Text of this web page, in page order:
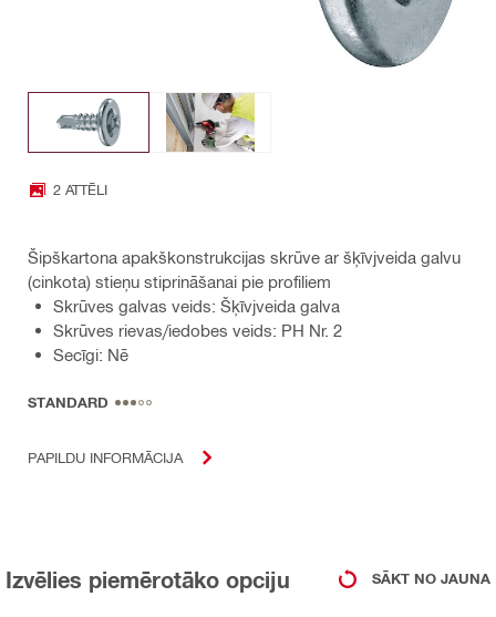
2 ATTĒLI
Šipškartona apakškonstrukcijas skrūve ar šķīvjveida galvu
(cinkota) stieņu stiprināšanai pie profiliem
Skrūves galvas veids: Šķīvjveida galva
Skrūves rievas/iedobes veids: PH Nr. 2
Secīgi: Nē
STANDARD
PAPILDU INFORMĀCIJA
Izvēlies piemērotāko opciju SĀKT NO JAUNA